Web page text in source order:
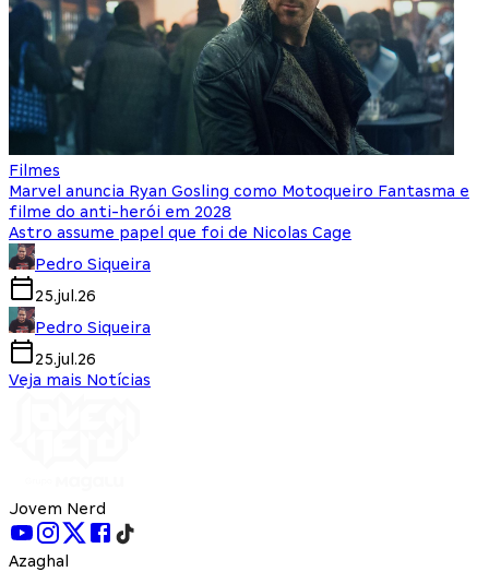
Filmes
Marvel anuncia Ryan Gosling como Motoqueiro Fantasma e
filme do anti-herói em 2028
Astro assume papel que foi de Nicolas Cage
Pedro Siqueira
25.jul.26
Pedro Siqueira
25.jul.26
Veja mais Notícias
Jovem Nerd
Azaghal